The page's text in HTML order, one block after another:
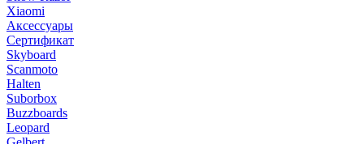
Xiaomi
Аксессуары
Сертификат
Skyboard
Scanmoto
Halten
Suborbox
Buzzboards
Leopard